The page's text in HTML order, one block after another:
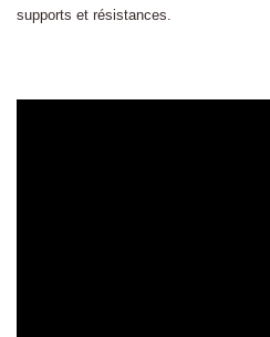
supports et résistances.